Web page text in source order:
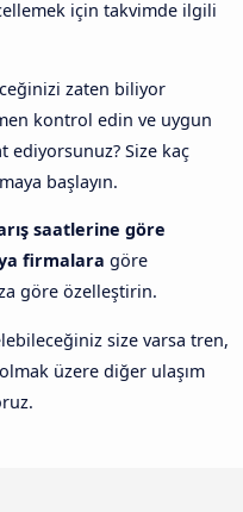
için takvimde ilgili
zaten biliyor
kontrol edin ve uygun
ediyorsunuz? Size kaç
başlayın.
saatlerine göre
firmalara göre
göre özelleştirin.
size varsa tren,
üzere diğer ulaşım